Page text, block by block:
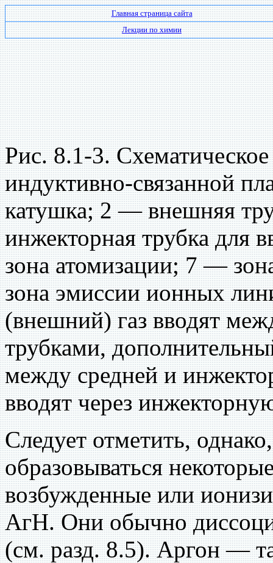
Главная страница сайта
Лекции по химии
Рис. 8.1-3.
индуктивно-связанной
катушка; 2 — внешняя
инжекторная трубка
зона атомизации; 7 —
зона эмиссии ионных
(внешний) газ вводят
трубками,
между средней и
вводят через
Следует отметить,
образовываться
возбужденные или
АгН. Они обычно
(см. разд. 8.5). Аргон —